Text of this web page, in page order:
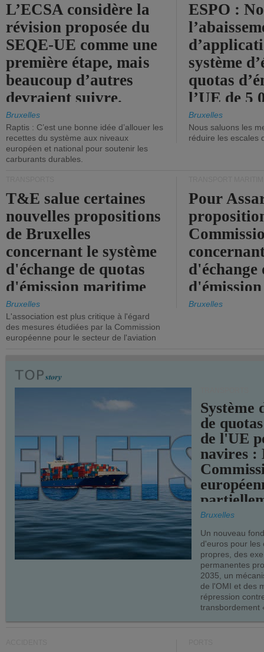
L’ECSA considère la
révision proposée du
SEQE-UE comme une
première étape, mais
beaucoup d’autres
devraient suivre.
Bruxelles
Raptis : C’est une bonne idée d’allouer les
recettes du système aux niveaux
européen et national pour soutenir les
carburants durables.
ESPO :
système
quotas
l’UE de 5
tonneaux
brute.
Bruxelles
Nous saluons les
réduire les escales
T&E salue certaines
nouvelles propositions
de Bruxelles
concernant le système
d'échange de quotas
d'émission maritime
de l'UE.
Bruxelles
L'association est plus critique à l'égard
des mesures étudiées par la Commission
européenne pour le secteur de l'aviation
Pour
d'échange
timide,
Bruxelles
Système
de
de l'UE
navires :
Bruxelles
Un nouveau
d'euros pour les
propres, des
permanentes
2035, un
de l'OMI et des
répression
transbordement